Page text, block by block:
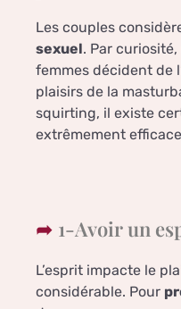
Les couples
sexuel. Par
femmes décident de
plaisirs de la
squirting, il existe
extrêmement
1-Avoir un
L’esprit impacte le
considérable. Pour